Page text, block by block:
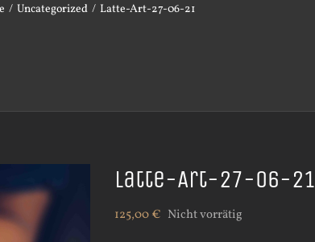
Uncategorized Latte-Art-27-06-21
Latte-Art-27-06-21
125,00€ Nicht vorrätig